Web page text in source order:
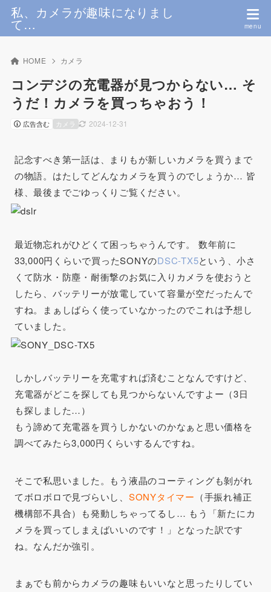
私、カメラが趣味になりまし
て…
HOME カメラ
コンデジの充電器が見つからない… そ
うだ！カメラを買っちゃおう！
広告含む 2024-12-31
カメラ
記念すべき第一話は、まりもが新しいカメラを買うまで
の物語。はたしてどんなカメラを買うのでしょうか… 皆
様、最後までごゆっくりご覧ください。
最近物忘れがひどくて困っちゃうんです。 数年前に
33,000円くらいで買ったSONYのDSC-TX5という、小さ
くて防水・防塵・耐衝撃のお気に入りカメラを使おうと
したら、バッテリーが放電していて容量が空だったんで
すね。まぁしばらく使っていなかったのでこれは予想し
ていました。
しかしバッテリーを充電すれば済むことなんですけど、
充電器がどこを探しても見つからないんですよー（3日
も探しました…）
もう諦めて充電器を買うしかないのかなぁと思い価格を
調べてみたら3,000円くらいするんですね。
そこで私思いました。もう液晶のコーティングも剝がれ
てボロボロで見づらいし、 SONYタイマー （手振れ補正
機構部不具合）も発動しちゃってるし… もう「新たにカ
メラを買ってしまえばいいのです！ 」となった訳です
ね。なんだか強引。
まぁでも前からカメラの趣味もいいなと思ったりしてい